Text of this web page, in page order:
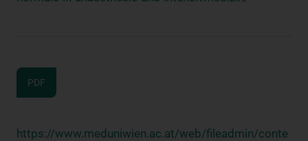
PDF
https://www.meduniwien.ac.at/web/fileadmin/conte